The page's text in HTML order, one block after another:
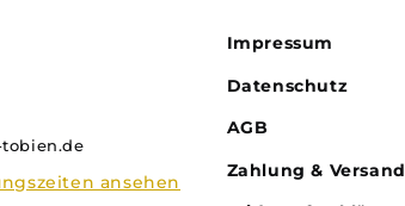
ansehen
Impressum
Datenschutz
AGB
Zahlung & Versand